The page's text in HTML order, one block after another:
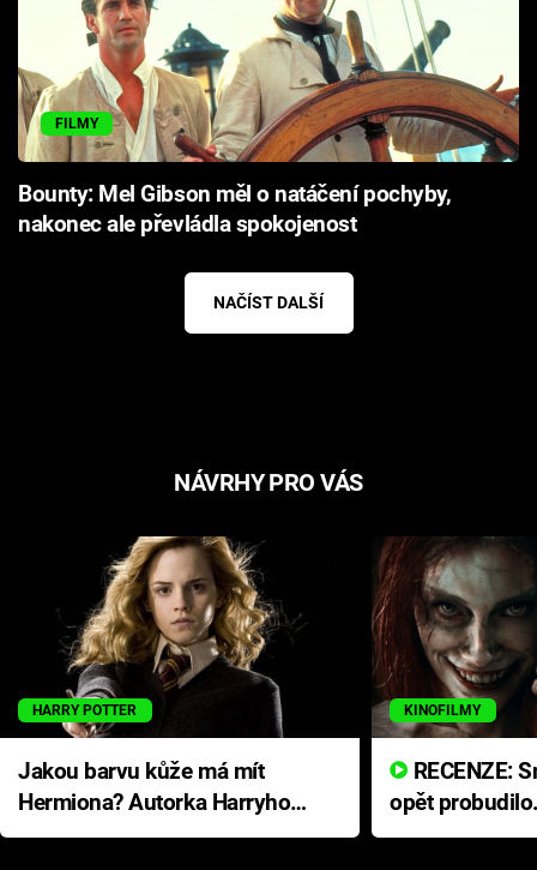
FILMY
Bounty: Mel Gibson měl o natáčení pochyby,
nakonec ale převládla spokojenost
NAČÍST DALŠÍ
NÁVRHY PRO VÁS
HARRY POTTER
Jakou barvu kůže má mít
Hermiona? Autorka Harryho
Pottera přišla s ráznou
KINOFILMY
opět
přichází s